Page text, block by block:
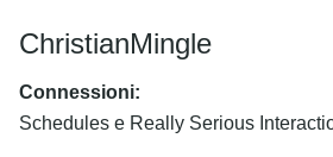
ChristianMingle
Connessioni:
Schedules e Really Serious